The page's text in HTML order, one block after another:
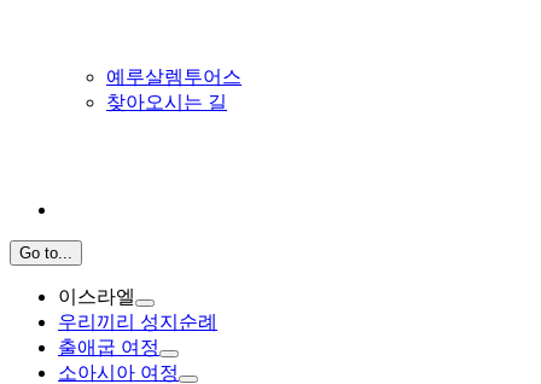
예루살렘투어스
찾아오시는 길
Go to...
이스라엘
우리끼리 성지순례
출애굽 여정
소아시아 여정